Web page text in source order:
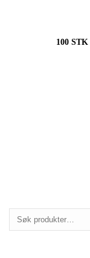
100
Søk
etter: